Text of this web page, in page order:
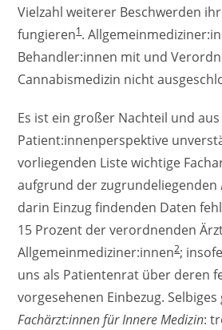
Vielzahl weiterer Beschwerden
fungieren1.
Behandler:innen mit und
Cannabismedizin nicht
Es ist ein großer Nachteil und aus
Patient:innenperspektive
vorliegenden Liste wichtige
aufgrund der zugrundeliegenden
darin Einzug findenden Daten
15 Prozent der verordnenden
Allgemeinmediziner:innen2;
uns als Patientenrat über deren
vorgesehenen Einbezug.
Fachärzt:innen für Innere Medizin: